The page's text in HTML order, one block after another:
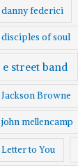
danny federici
disciples of soul
e street band
Jackson Browne
john mellencamp
Letter to You